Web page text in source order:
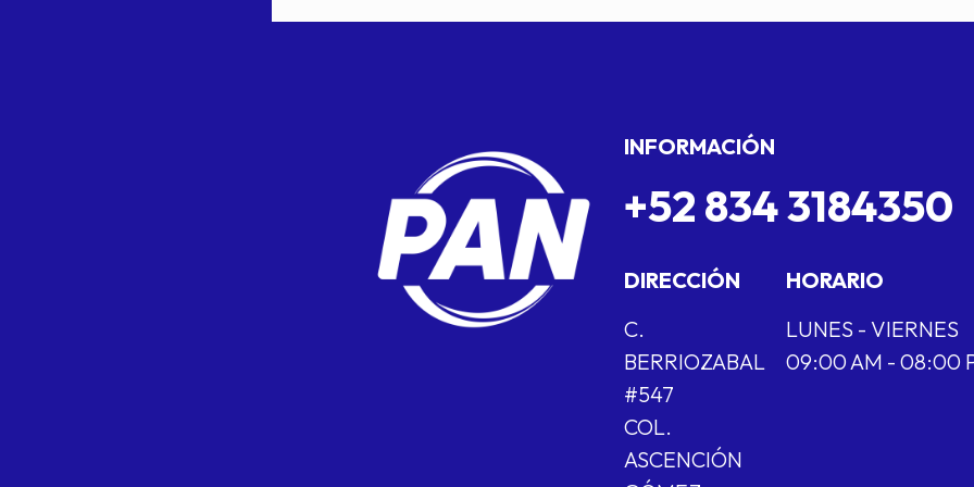
INFORMACIÓN
+52 834 3184350
DIRECCIÓN
C.
BERRIOZABAL
#547
COL.
ASCENCIÓN
HORARIO
LUNES - VIERNES
09:00 AM - 08:00